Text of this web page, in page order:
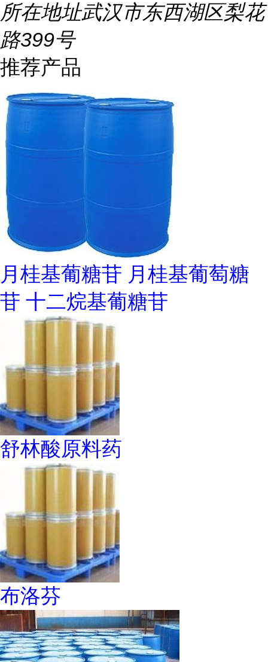
所在地址武汉市东西湖区梨花
路399号
推荐产品
月桂基葡糖苷 月桂基葡萄糖
苷 十二烷基葡糖苷
舒林酸原料药
布洛芬